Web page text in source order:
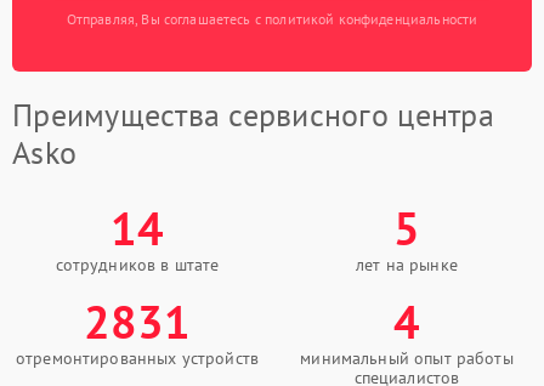
Отправляя, Вы соглашаетесь с политикой конфиденциальности
Преимущества сервисного центра
Asko
14
сотрудников в штате
5
лет на рынке
2831
отремонтированных устройств
4
минимальный опыт работы
специалистов